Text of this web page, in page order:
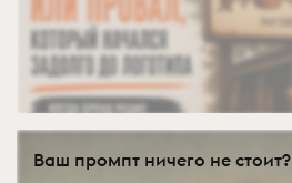
Ваш промпт ничего не стоит?